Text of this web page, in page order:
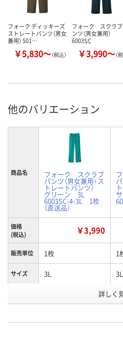
フォーク ディッキーズ
ストレートパンツ（男女
兼用） 501…
￥5,830～（税込）
フォーク スクラ
ンツ（男女兼用）
6003SC
￥3,990～（
他のバリエーション
商品名 フォーク スクラブ
パンツ（男女兼用・ス
トレートパンツ）
グリーン 3L
6003SC-4-3L 1枚
（直送品）
価格
(税込)
￥3,990
販売単位 1枚 1
サイズ 3L 3L
サ
号
詳しく